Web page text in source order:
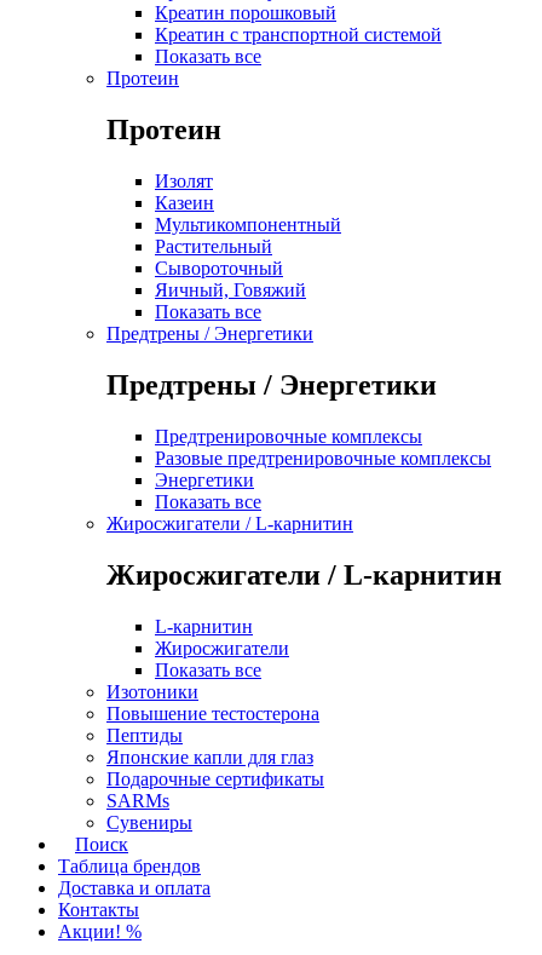
Креатин порошковый
Креатин с транспортной системой
Показать все
Протеин
Протеин
Изолят
Казеин
Мультикомпонентный
Растительный
Сывороточный
Яичный, Говяжий
Показать все
Предтрены / Энергетики
Предтрены / Энергетики
Предтренировочные комплексы
Разовые предтренировочные комплексы
Энергетики
Показать все
Жиросжигатели / L-карнитин
Жиросжигатели / L-карнитин
L-карнитин
Жиросжигатели
Показать все
Изотоники
Повышение тестостерона
Пептиды
Японские капли для глаз
Подарочные сертификаты
SARMs
Сувениры
Поиск
Таблица брендов
Доставка и оплата
Контакты
Акции! %